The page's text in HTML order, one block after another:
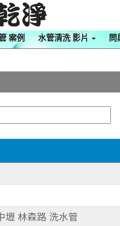
案例 水管清洗 影片 問
壢 林森路 洗水管